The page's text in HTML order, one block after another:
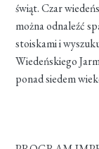
świąt. Czar
można odnaleźć
stoiskami i
Wiedeńskiego
ponad siedem